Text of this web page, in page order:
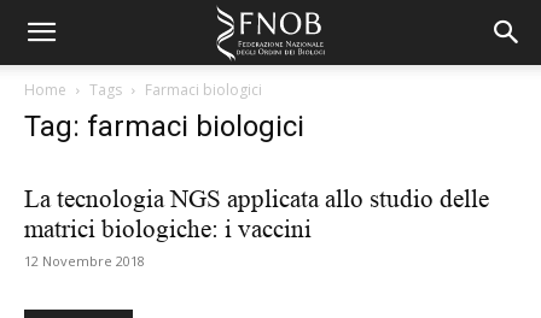
Home Tags Farmaci biologici
Tag: farmaci biologici
La tecnologia NGS applicata allo studio delle
matrici biologiche: i vaccini
12 Novembre 2018